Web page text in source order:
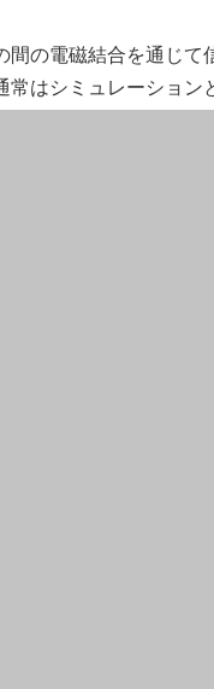
の電磁結合を通じ
はシミュレーション